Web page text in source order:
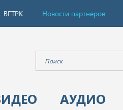
ВГТРК Новости партнёров
АУДИО